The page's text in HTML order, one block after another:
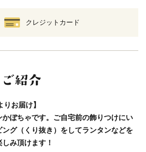
クレジットカード
りお届け】
ぼちゃです。ご自宅前の飾りつけにい
グ（くり抜き）をしてランタンなどを
み頂けます！